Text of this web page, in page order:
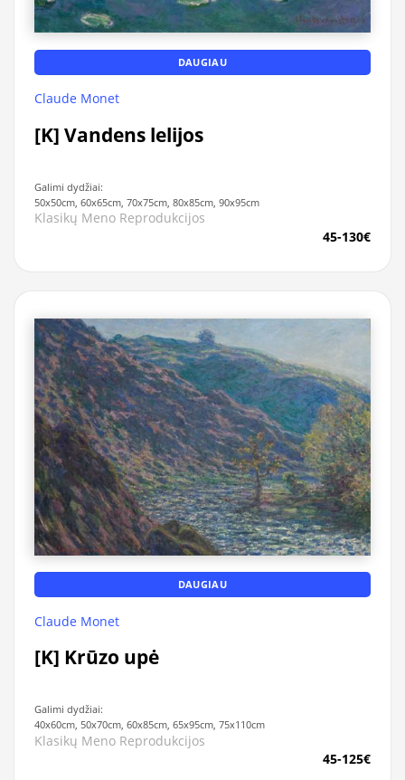
DAUGIAU
Claude Monet
[K] Vandens lelijos
Galimi dydžiai:
50x50cm, 60x65cm, 70x75cm, 80x85cm, 90x95cm
Klasikų Meno Reprodukcijos
45-130€
DAUGIAU
Claude Monet
[K] Krūzo upė
Galimi dydžiai:
40x60cm, 50x70cm, 60x85cm, 65x95cm, 75x110cm
Klasikų Meno Reprodukcijos
45-125€